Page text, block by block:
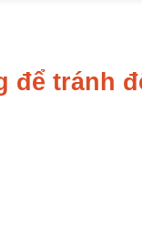
để tránh